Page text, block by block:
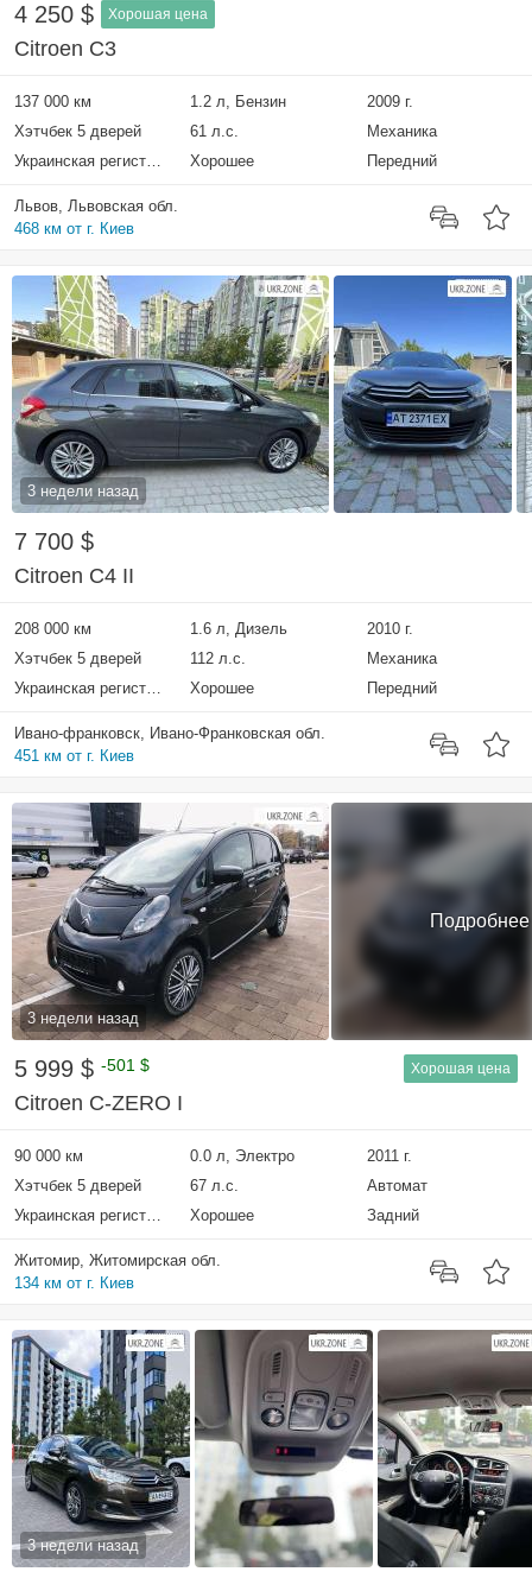
4 250 $ Хорошая цена
Citroen C3
137 000 км 1.2 л, Бензин
2009 г.
Хэтчбек 5 дверей
61 л.с.
Механика
Украинская регистрация
Хорошее Передний
Львов, Львовская обл.
468 км от г. Киев
3 недели назад
7 700 $
Citroen C4 II
208 000 км 1.6 л, Дизель
2010 г.
Хэтчбек 5 дверей
112 л.с.
Механика
Украинская регистрация
Хорошее Передний
Ивано-франковск, Ивано-Франковская обл.
451 км от г. Киев
3 недели назад
Подробнее
5 999 $ -501 $ Хорошая цена
Citroen C-ZERO I
90 000 км 0.0 л, Электро
2011 г.
Хэтчбек 5 дверей
67 л.с.
Автомат
Украинская регистрация
Хорошее Задний
Житомир, Житомирская обл.
134 км от г. Киев
3 недели назад